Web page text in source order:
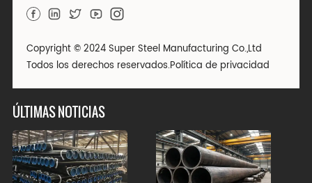
Copyright © 2024 Super Steel Manufacturing Co.,Ltd
Todos los derechos reservados.Política de privacidad
ÚLTIMAS NOTICIAS